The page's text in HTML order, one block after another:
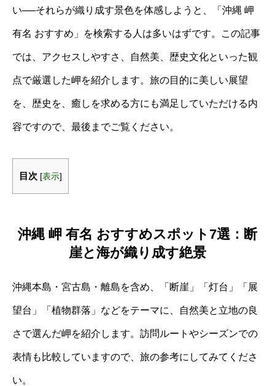
い──それらが織り成す景色を体感しようと、「沖縄 岬
有名 おすすめ」を検索する人は多いはずです。この記事
では、アクセスしやすさ、自然美、歴史文化といった観
点で厳選した岬を紹介します。旅の目的に美しい展望
を、歴史を、癒しを求める方にも満足していただける内
容ですので、最後までご覧ください。
目次 [表示]
沖縄 岬 有名 おすすめスポット7選：断
崖と海が織り成す絶景
沖縄本島・宮古島・離島を含め、「断崖」「灯台」「展
望台」「植物群落」などをテーマに、自然美と立地の良
さで選んだ岬を紹介します。訪問ルートやシーズンでの
表情も比較していますので、旅の参考にしてみてくださ
い。